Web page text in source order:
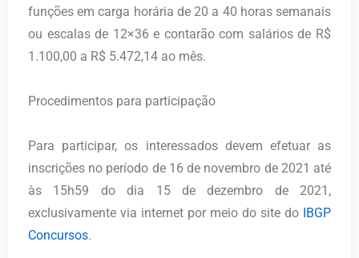
funções em carga horária de 20 a 40 horas semanais
ou escalas de 12×36 e contarão com salários de R$
1.100,00 a R$ 5.472,14 ao mês.
Procedimentos para participação
Para participar, os interessados devem efetuar as
inscrições no período de 16 de novembro de 2021 até
às 15h59 do dia 15 de dezembro de 2021,
exclusivamente via internet por meio do site do IBGP
Concursos.